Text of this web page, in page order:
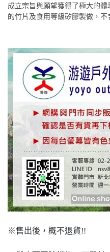
成立宗旨與願望獲得了極大的
的竹片及食用等級矽膠製做，不
※售出後，概不退貨!!